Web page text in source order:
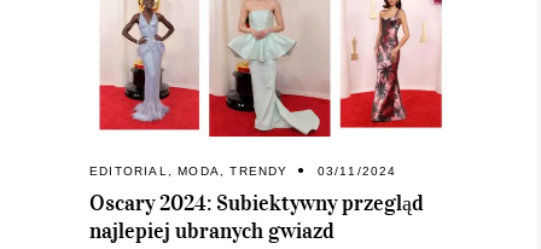
EDITORIAL ,MODA ,TRENDY 03/11/2024
Oscary 2024: Subiektywny przegląd
najlepiej ubranych gwiazd